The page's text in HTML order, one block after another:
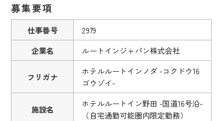
募集要項
仕事番号
2979
企業名
ルートインジャパン株式会社
フリガナ
ホテルルートインノダ -コクドウ16
ゴウゾイ-
施設名
ホテルルートイン野田 -国道16号沿-
（自宅通勤可能圏内限定勤務）